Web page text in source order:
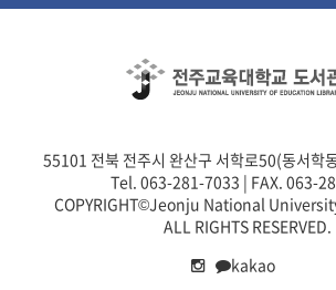
55101 전북 전주시 완산구 서학로50(동서학
Tel. 063-281-7033 | FAX. 063-
COPYRIGHT©Jeonju National
ALL RIGHTS RESERVED.
kakao